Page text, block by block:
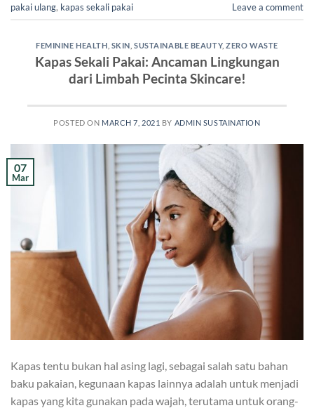
pakai ulang, kapas sekali pakai Leave a comment
FEMININE HEALTH SKIN ,SUSTAINABLE BEAUTY,ZERO WASTE
Kapas Sekali Pakai: Ancaman Lingkungan
dari Limbah Pecinta Skincare!
POSTED ON MARCH 7, 2021 BY ADMIN SUSTAINATION
07
Mar
Kapas tentu bukan hal asing lagi, sebagai salah satu bahan
baku pakaian, kegunaan kapas lainnya adalah untuk menjadi
kapas yang kita gunakan pada wajah, terutama untuk orang-